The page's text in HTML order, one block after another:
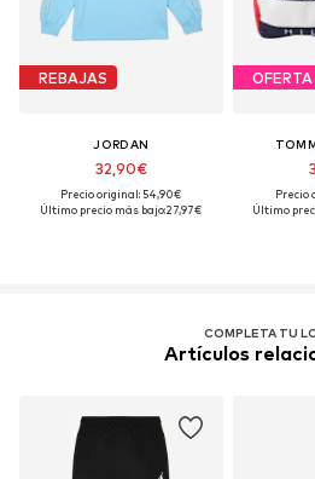
REBAJAS
JORDAN
32,90€
Precio original: 54,90€
Último precio más bajo:27,97€
OFERTA
Precio
Último
COMPLETA TU
Artículos